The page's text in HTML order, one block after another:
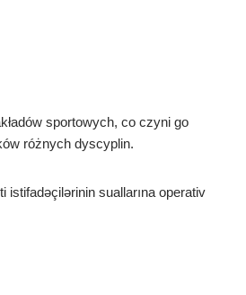
sportowych, co czyni go
różnych dyscyplin.
istifadəçilərinin suallarına operativ